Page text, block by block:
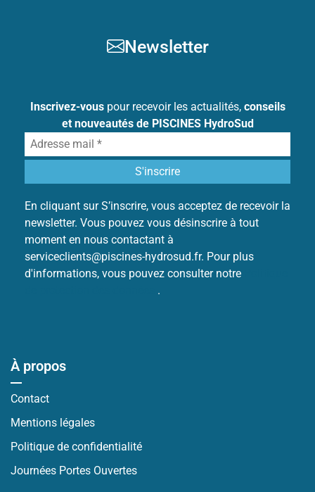
Newsletter
Inscrivez-vouspour recevoir les actualités, conseils
et nouveautés de PISCINES HydroSud
En cliquant sur S’inscrire, vous acceptez de recevoir la
newsletter. Vous pouvez vous désinscrire à tout
moment en nous contactant à
serviceclients@piscines-hydrosud.fr. Pour plus
d'informations, vous pouvez consulter notre
.
À propos
Contact
Mentions légales
Politique de confidentialité
Journées Portes Ouvertes